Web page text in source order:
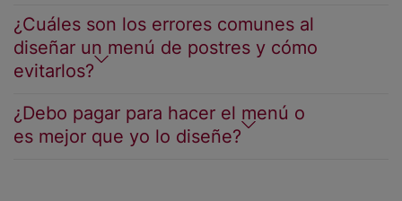
¿Cuáles son los errores comunes al
diseñar un menú de postres y cómo
evitarlos?
¿Debo pagar para hacer el menú o
es mejor que yo lo diseñe?